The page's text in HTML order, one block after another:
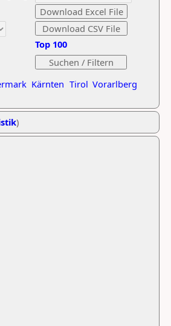
Kärnten Tirol Vorarlberg
Top 100
)